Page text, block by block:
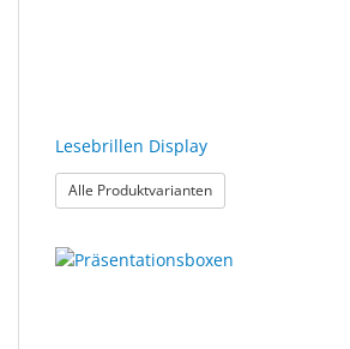
Lesebrillen Display
Alle Produktvarianten: Lesebrillen Display